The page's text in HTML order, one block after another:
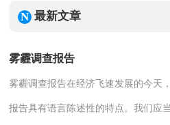
最新文章
雾霾调查报告
雾霾调查报告在经济飞速发展的今天
报告具有语言陈述性的特点。我们应